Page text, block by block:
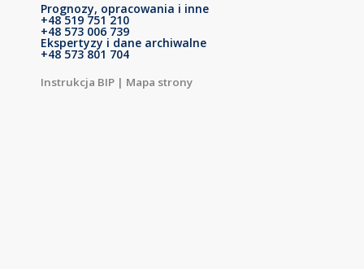
Prognozy, opracowania i inne
+48 519 751 210
+48 573 006 739
Ekspertyzy i dane archiwalne
+48 573 801 704
Instrukcja BIP | Mapa strony